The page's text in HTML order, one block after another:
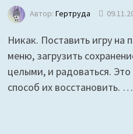
Автор: Гертруда
Никак. Поставить игру на
меню, загрузить
целыми, и радоваться.
способ их восстановить. …